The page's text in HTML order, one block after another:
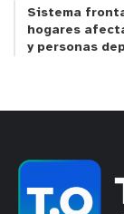
Sistema
hogares
y personas